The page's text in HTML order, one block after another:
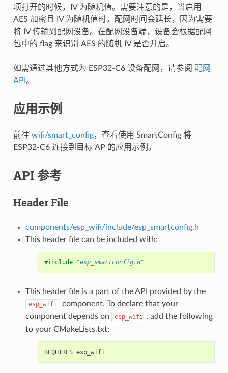
项打开的时候，IV 为随机值。需要注意的是，当启用
AES 加密且 IV 为随机值时，配网时间会延长，因为需要
将 IV 传输到配网设备。在配网设备端，设备会根据配网
包中的 flag 来识别 AES 的随机 IV 是否开启。
如需通过其他方式为 ESP32-C6 设备配网，请参阅 配网
API 。
应用示例
前往 wifi/smart_config，查看使用 SmartConfig 将
ESP32-C6 连接到目标 AP 的应用示例。
API 参考
Header File
components/esp_wifi/include/esp_smartconfig.h
This header file can be included with:
#include "esp_smartconfig.h"
This header file is a part of the API provided by the
esp_wifi
component. To declare that your
component depends on
esp_wifi , add the following
to your CMakeLists.txt:
REQUIRES esp_wifi